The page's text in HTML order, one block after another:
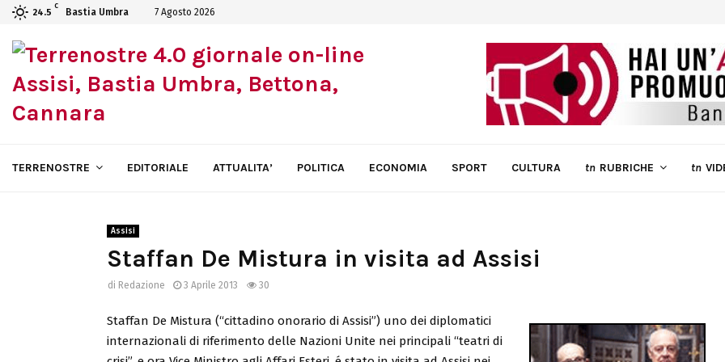
24.5
C
Bastia Umbra 7 Agosto 2026
TERRENOSTRE EDITORIALE ATTUALITA’ POLITICA ECONOMIA SPORT CULTURA tn RUBRICHE tn
Assisi
Staffan De Mistura in visita ad Assisi
di Redazione 3 Aprile 2013 30
Staffan De Mistura (“cittadino onorario di Assisi”) uno dei diplomatici
internazionali di riferimento delle Nazioni Unite nei principali “teatri di